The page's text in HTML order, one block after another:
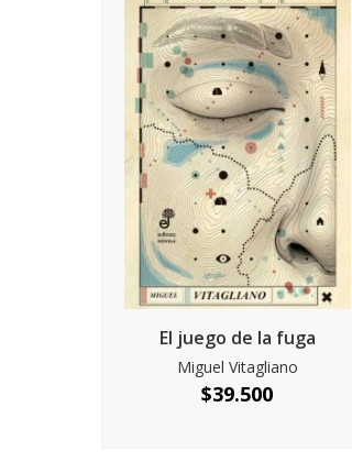
El juego de la fuga
Miguel Vitagliano
$39.500